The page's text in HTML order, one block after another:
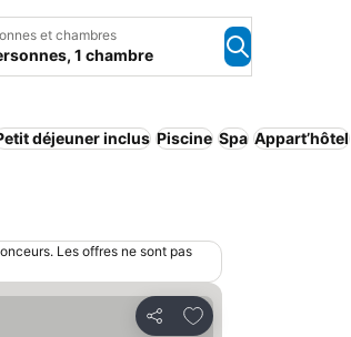
et chambres
1 chambre
déjeuner inclus Piscine Spa Appart’hôtel
Les offres ne sont pas
Partager
Ajouter à mes favoris